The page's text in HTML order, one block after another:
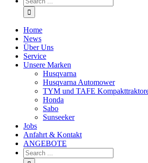
Home
News
Über Uns
Service
Unsere Marken
Husqvarna
Husqvarna Automower
TYM und TAFE
Honda
Sabo
Sunseeker
Jobs
Anfahrt & Kontakt
ANGEBOTE